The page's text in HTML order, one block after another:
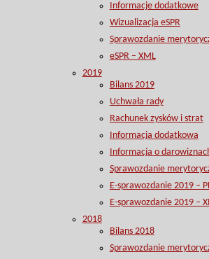
Informacje dodatkowe
Wizualizacja eSPR
Sprawozdanie
eSPR – XML
2019
Bilans 2019
Uchwała rady
Rachunek zysków i strat
Informacja dodatkowa
Informacja o
Sprawozdanie
E-sprawozdanie 2019 –
E-sprawozdanie 2019 –
2018
Bilans 2018
Sprawozdanie